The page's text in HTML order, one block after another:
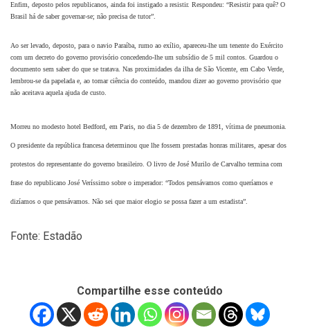
Enfim, deposto pelos republicanos, ainda foi instigado a resistir. Respondeu: “Resistir para quê? O
Brasil há de saber governar-se; não precisa de tutor”.
Ao ser levado, deposto, para o navio Paraíba, rumo ao exílio, apareceu-lhe um tenente do Exército
com um decreto do governo provisório concedendo-lhe um subsídio de 5 mil contos. Guardou o
documento sem saber do que se tratava. Nas proximidades da ilha de São Vicente, em Cabo Verde,
lembrou-se da papelada e, ao tomar ciência do conteúdo, mandou dizer ao governo provisório que
não aceitava aquela ajuda de custo.
Morreu no modesto hotel Bedford, em Paris, no dia 5 de dezembro de 1891, vítima de pneumonia.
O presidente da república francesa determinou que lhe fossem prestadas honras militares, apesar dos
protestos do representante do governo brasileiro. O livro de José Murilo de Carvalho termina com
frase do republicano José Veríssimo sobre o imperador: “Todos pensávamos como queríamos e
dizíamos o que pensávamos. Não sei que maior elogio se possa fazer a um estadista”.
Fonte: Estadão
Compartilhe esse conteúdo